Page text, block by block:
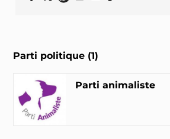
Parti politique (1)
Parti animaliste